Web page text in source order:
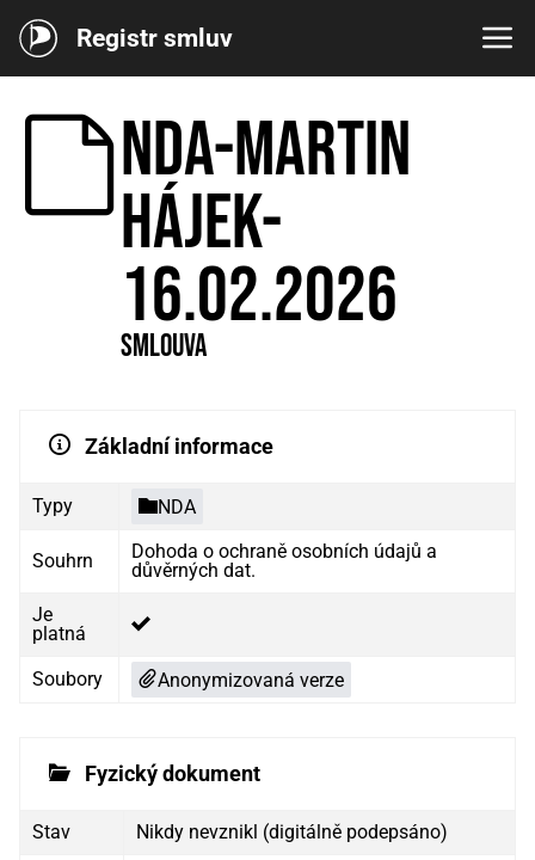
Registr smluv
NDA-Martin
Hájek-
16.02.2026
Smlouva
Základní informace
Typy NDA
Souhrn
Dohoda o ochraně osobních údajů a
důvěrných dat.
Je
platná
Soubory
Anonymizovaná verze
Fyzický dokument
Stav
Nikdy nevznikl (digitálně podepsáno)